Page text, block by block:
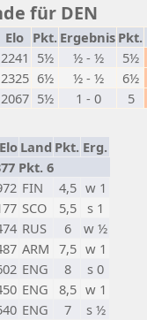
für DEN
Elo Pkt. Ergebnis Pkt.
2241 5½ ½ - ½ 5½
2325 6½ ½ - ½ 6½
2067 5½ 1 - 0 5
Elo Land Pkt. Erg.
Pkt. 6
FIN 4,5 w 1
SCO 5,5
s 1
RUS 6
w ½
ARM 7,5 w 1
ENG 8
s 0
ENG 8,5 w 1
ENG 7
s ½